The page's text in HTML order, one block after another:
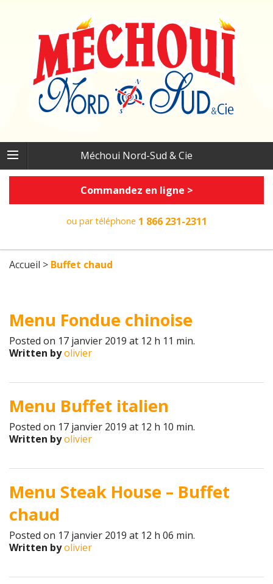
Méchoui Nord-Sud & Cie
Commandez en ligne >
ou par téléphone 1 866 231-2311
Accueil > Buffet chaud
Menu Fondue chinoise
Posted on 17 janvier 2019 at 12 h 11 min.
Written byolivier
Menu Buffet italien
Posted on 17 janvier 2019 at 12 h 10 min.
Written byolivier
Menu Steak House – Buffet
chaud
Posted on 17 janvier 2019 at 12 h 06 min.
Written byolivier